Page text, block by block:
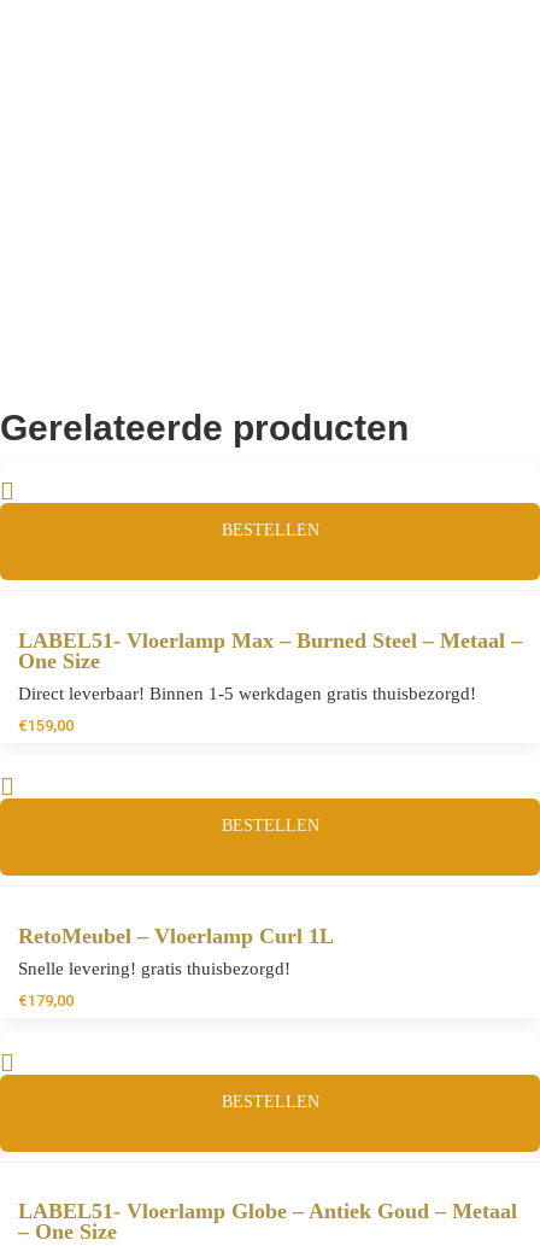
Gerelateerde producten
BESTELLEN
LABEL51- Vloerlamp Max – Burned Steel – Metaal –
One Size
Direct leverbaar! Binnen 1-5 werkdagen gratis thuisbezorgd!
€159,00
BESTELLEN
RetoMeubel – Vloerlamp Curl 1L
Snelle levering! gratis thuisbezorgd!
€179,00
BESTELLEN
LABEL51- Vloerlamp Globe – Antiek Goud – Metaal
– One Size